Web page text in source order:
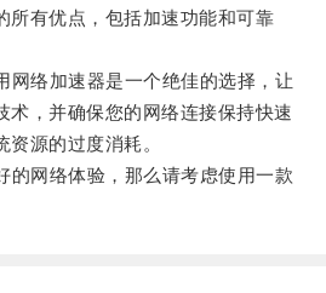
所有优点，包括加速功能和可靠
络加速器是一个绝佳的选择，让
术，并确保您的网络连接保持快速
源的过度消耗。
网络体验，那么请考虑使用一款